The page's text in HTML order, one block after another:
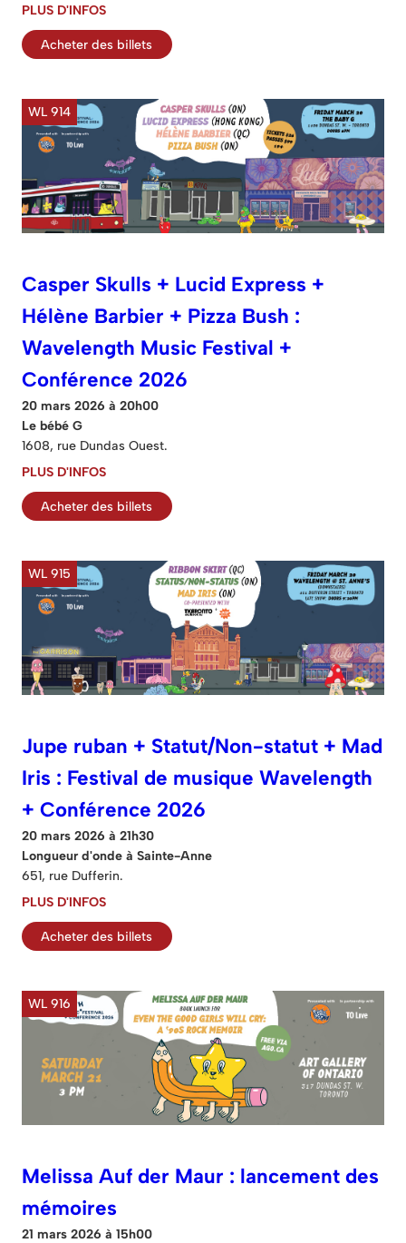
PLUS D'INFOS
Acheter des billets
WL 914
Casper Skulls + Lucid Express +
Hélène Barbier + Pizza Bush :
Wavelength Music Festival +
Conférence 2026
20 mars 2026 à 20h00
Le bébé G
1608, rue Dundas Ouest.
PLUS D'INFOS
Acheter des billets
WL 915
Jupe ruban + Statut/Non-statut + Mad
Iris : Festival de musique Wavelength
+ Conférence 2026
20 mars 2026 à 21h30
Longueur d'onde à Sainte-Anne
651, rue Dufferin.
PLUS D'INFOS
Acheter des billets
WL 916
Melissa Auf der Maur : lancement des
mémoires
21 mars 2026 à 15h00